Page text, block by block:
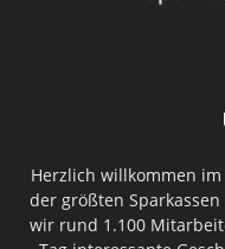
Herzlich willkommen im
der größten
wir rund 1.100